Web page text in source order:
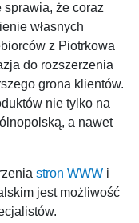
że coraz
własnych
z Piotrkowa
do rozszerzenia
grona klientów.
nie tylko na
a nawet
stron WWW i
jest możliwość